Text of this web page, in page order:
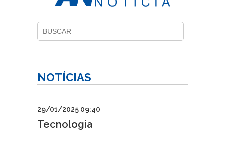
NOTÍCIAS
29/01/2025 09:40
Tecnologia